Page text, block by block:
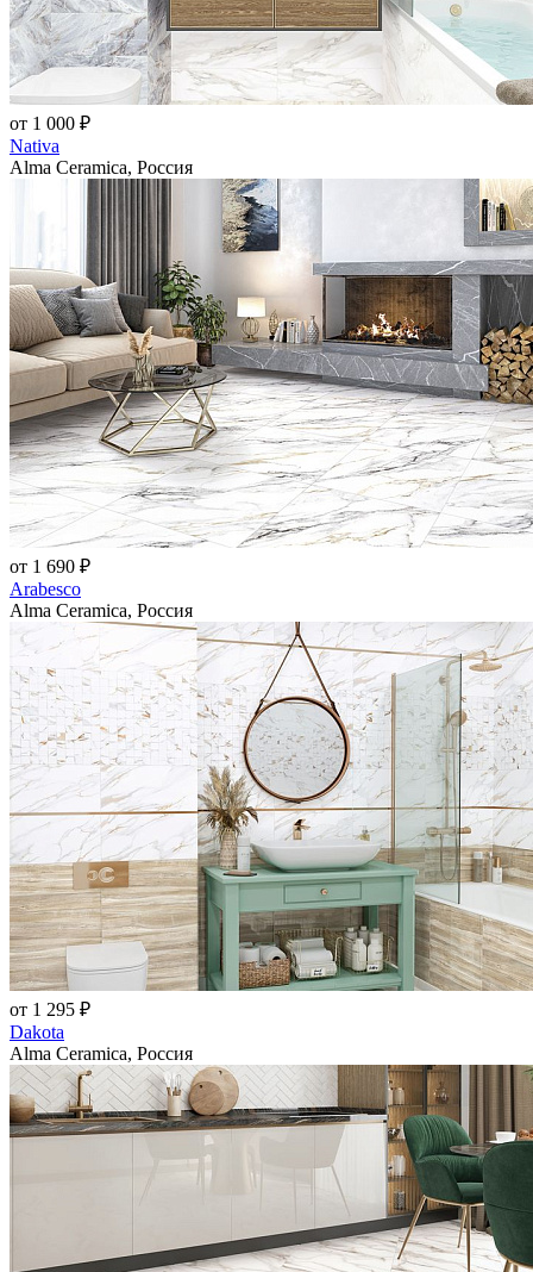
от 1 000 ₽
Nativa
Alma Ceramica, Россия
от 1 690 ₽
Arabesco
Alma Ceramica, Россия
от 1 295 ₽
Dakota
Alma Ceramica, Россия